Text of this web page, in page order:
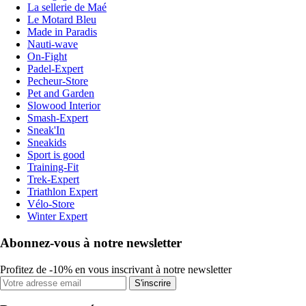
La sellerie de Maé
Le Motard Bleu
Made in Paradis
Nauti-wave
On-Fight
Padel-Expert
Pecheur-Store
Pet and Garden
Slowood Interior
Smash-Expert
Sneak'In
Sneakids
Sport is good
Training-Fit
Trek-Expert
Triathlon Expert
Vélo-Store
Winter Expert
Abonnez-vous à notre newsletter
Profitez de -10% en vous inscrivant à notre newsletter
S'inscrire